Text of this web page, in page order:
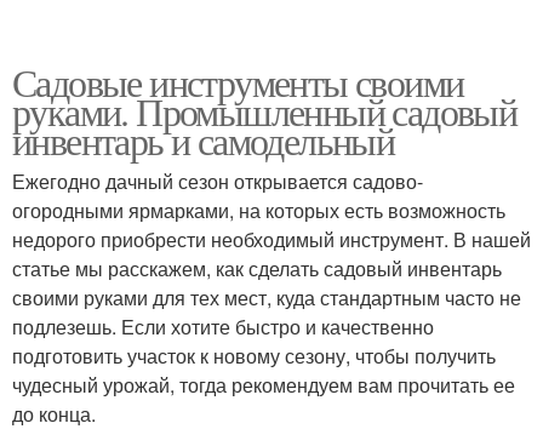
Садовые инструменты своими
руками. Промышленный садовый
инвентарь и самодельный
Ежегодно дачный сезон открывается садово-
огородными ярмарками, на которых есть возможность
недорого приобрести необходимый инструмент. В нашей
статье мы расскажем, как сделать садовый инвентарь
своими руками для тех мест, куда стандартным часто не
подлезешь. Если хотите быстро и качественно
подготовить участок к новому сезону, чтобы получить
чудесный урожай, тогда рекомендуем вам прочитать ее
до конца.